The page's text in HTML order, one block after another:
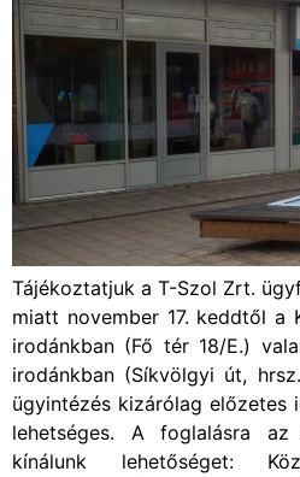
Tájékoztatjuk a T-Szol Zrt.
miatt november 17. keddtől a
irodánkban (Fő tér 18/E.)
irodánkban (Síkvölgyi út,
ügyintézés kizárólag előzetes
lehetséges. A foglalásra az
kínálunk lehetőséget: